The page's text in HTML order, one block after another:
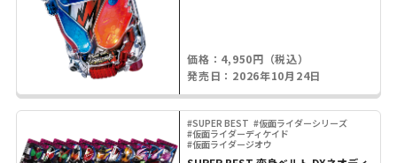
価格：4,950円（税込）
発売日：2026年10月24日
#SUPER BEST #仮面ライダーシリーズ
#仮面ライダーディケイド
#仮面ライダージオウ